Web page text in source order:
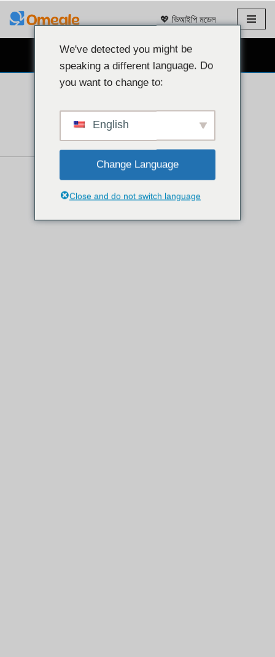
💖 ভিআইপি মডেল
বিনামূল্যে ওয়েবক্যাম চ্যাট 👉
We've detected you might be
speaking a different language. Do
you want to change to:
English
Change Language
Close and do not switch language